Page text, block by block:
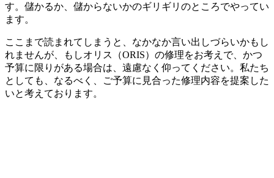
す。儲かるか、儲からないかのギリギリのところでやってい
ます。
ここまで読まれてしまうと、なかなか言い出しづらいかもし
れませんが、もしオリス（ORIS）の修理をお考えで、かつ
予算に限りがある場合は、遠慮なく仰ってください。私たち
としても、なるべく、ご予算に見合った修理内容を提案した
いと考えております。